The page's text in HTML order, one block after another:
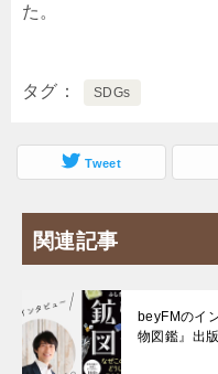
た。
タグ SDGs
Tweet
関連記事
beyFMのイ
物図鑑』出版